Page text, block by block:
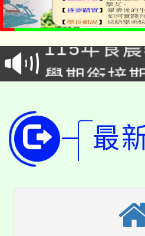
淨零綠生
會
115年食
程
學期銜接
版
公告本校
代理(課)
「2026金
車」活動
桃園市
生本土語
公告本校
最